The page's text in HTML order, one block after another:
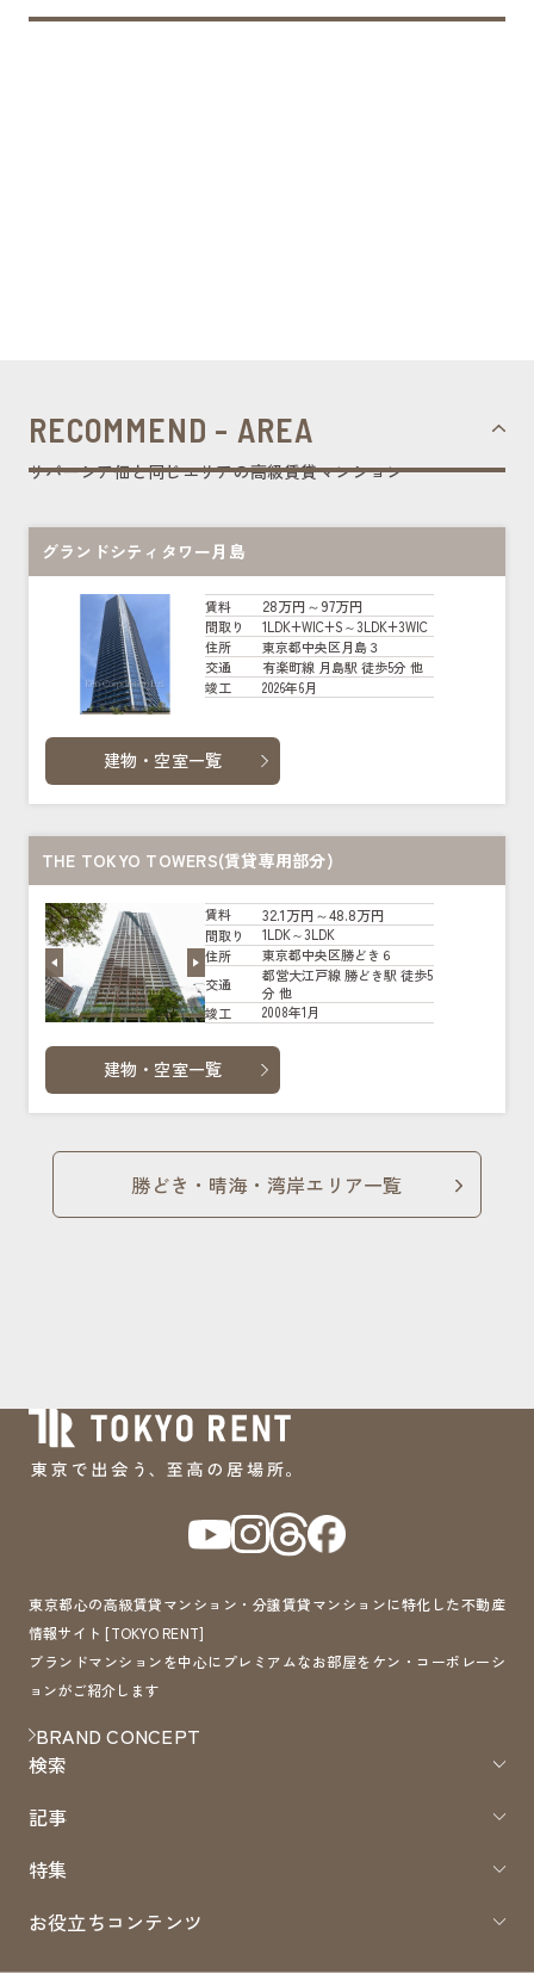
RECOMMEND - AREA
リバーシア佃と同じエリアの高級賃貸マンション
グランドシティタワー月島
賃料 28万円～97万円
間取り
1LDK+WIC+S～3LDK+3WIC
住所
東京都中央区月島３
交通
有楽町線 月島駅 徒歩5分 他
竣工
2026年6月
建物・空室一覧
THE TOKYO TOWERS(賃貸専用部分)
賃料 32.1万円～48.8万円
間取り
1LDK～3LDK
住所
東京都中央区勝どき６
交通
都営大江戸線 勝どき駅 徒歩5
分 他
竣工
2008年1月
建物・空室一覧
勝どき・晴海・湾岸エリア一覧
東京都心の高級賃貸マンション・分譲賃貸マンションに特化した不動産
情報サイト [TOKYO RENT]
ブランドマンションを中心にプレミアムなお部屋をケン・コーポレーシ
ョンがご紹介します
BRAND CONCEPT
検索
記事
特集
お役立ちコンテンツ